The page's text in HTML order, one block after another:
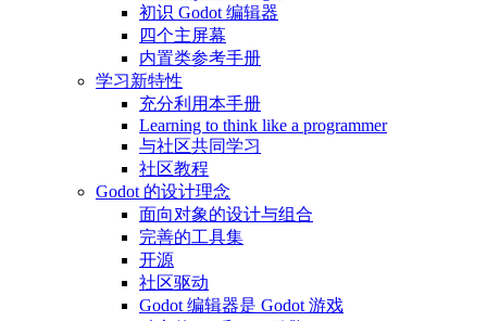
初识 Godot 编辑器
四个主屏幕
内置类参考手册
学习新特性
充分利用本手册
Learning to think like a programmer
与社区共同学习
社区教程
Godot 的设计理念
面向对象的设计与组合
完善的工具集
开源
社区驱动
Godot 编辑器是 Godot 游戏